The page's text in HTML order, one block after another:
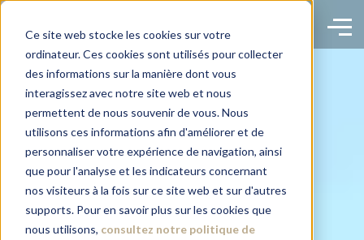
Ce site web stocke les cookies sur votre
ordinateur. Ces cookies sont utilisés pour collecter
des informations sur la manière dont vous
interagissez avec notre site web et nous
permettent de nous souvenir de vous. Nous
utilisons ces informations afin d'améliorer et de
personnaliser votre expérience de navigation, ainsi
que pour l'analyse et les indicateurs concernant
nos visiteurs à la fois sur ce site web et sur d'autres
supports. Pour en savoir plus sur les cookies que
nous utilisons, consultez notre politique de